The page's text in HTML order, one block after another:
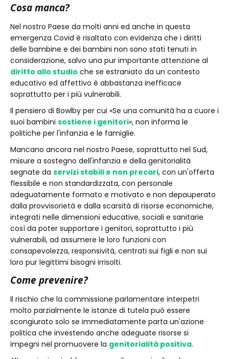
Cosa manca?
Nel nostro Paese da molti anni ed anche in questa
emergenza Covid è risaltato con evidenza che i diritti
delle bambine e dei bambini non sono stati tenuti in
considerazione, salvo una pur importante attenzione al
diritto allo studio che se estraniato da un contesto
educativo ed affettivo è abbastanza inefficace
soprattutto per i più vulnerabili.
Il pensiero di Bowlby per cui «Se una comunità ha a cuore i
suoi bambini sostiene i genitori», non informa le
politiche per l'infanzia e le famiglie.
Mancano ancora nel nostro Paese, soprattutto nel Sud,
misure a sostegno dell'infanzia e della genitorialità
segnate da servizi stabili e non precari, con un'offerta
flessibile e non standardizzata, con personale
adeguatamente formato e motivato e non depauperato
dalla provvisorietà e dalla scarsità di risorse economiche,
integrati nelle dimensioni educative, sociali e sanitarie
così da poter supportare i genitori, soprattutto i più
vulnerabili, ad assumere le loro funzioni con
consapevolezza, responsività, centrati sui figli e non sui
loro pur legittimi bisogni irrisolti.
Come prevenire?
Il rischio che la commissione parlamentare interpetri
molto parzialmente le istanze di tutela può essere
scongiurato solo se immediatamente parta un'azione
politica che investendo anche adeguate risorse si
impegni nel promuovere la genitorialità positiva.